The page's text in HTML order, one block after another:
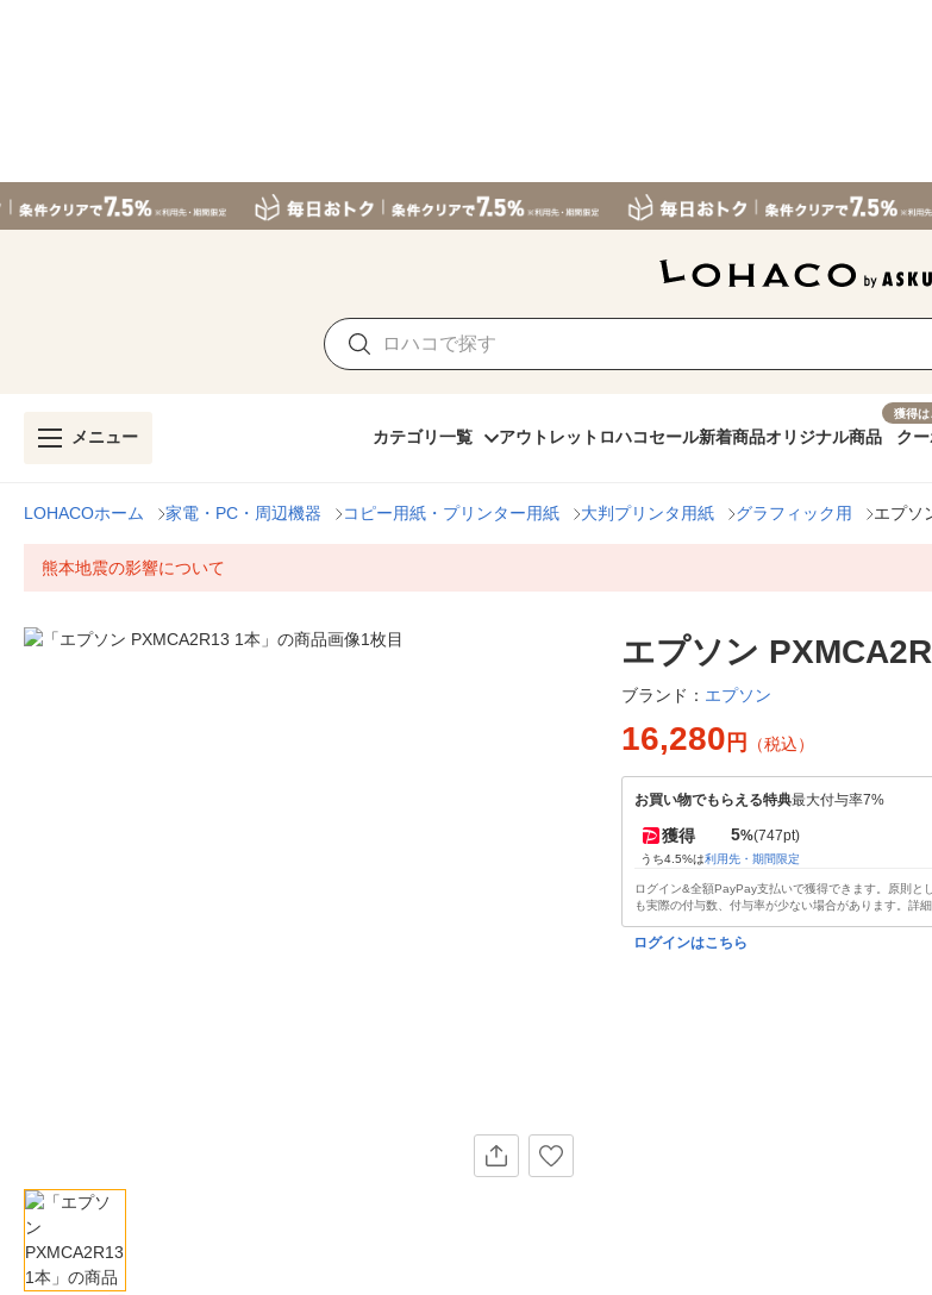
メニュー カテゴリ一覧 アウトレット ロハコセール新着商品オリジナル商品
獲得は
ク
LOHACOホーム 家電・PC・周辺機器 コピー用紙・プリンター用紙 大判プリンタ用紙 グラフィック用 エプソ
熊本地震の影響について
エプソン
ブランド： エプソン
16,280 円 （税込）
お買い物でもらえる特典最大付与率7%
獲得 5%(747pt)
うち4.5%は利用先・期間限定
ログイン&全額PayPay支払いで獲得できます。原則と
も実際の付与数、付与率が少ない場合があります。詳
ログインはこちら